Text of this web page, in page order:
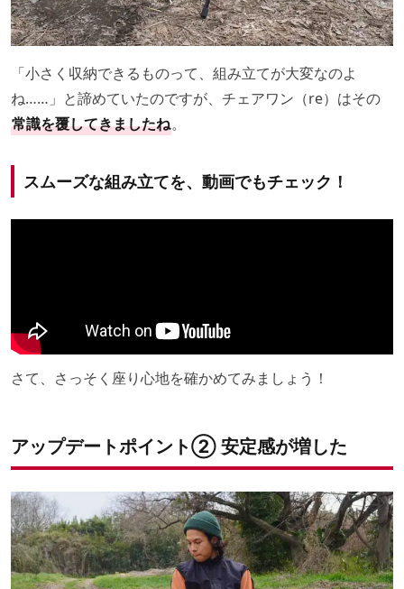
「小さく収納できるものって、組み立てが大変なのよ
ね……」と諦めていたのですが、チェアワン（re）はその
常識を覆してきましたね。
スムーズな組み立てを、動画でもチェック！
さて、さっそく座り心地を確かめてみましょう！
アップデートポイント② 安定感が増した